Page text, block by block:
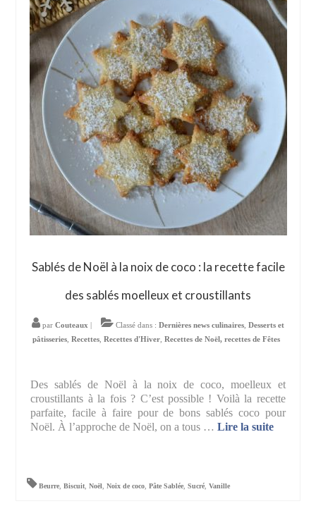
Sablés de Noël à la noix de coco : la recette facile
des sablés moelleux et croustillants
par Couteaux Classé dans : Dernières news culinaires Desserts et
pâtisseries Recettes Recettes d'Hiver Recettes de Noël, recettes de Fêtes
Des sablés de Noël à la noix de coco, moelleux et
croustillants à la fois ? C’est possible ! Voilà la recette
parfaite, facile à faire pour de bons sablés coco pour
Noël. À l’approche de Noël, on a tous …Lire la suite­­
Beurre,Biscuit,Noël,Noix de coco,Pâte Sablée,Sucré,Vanille